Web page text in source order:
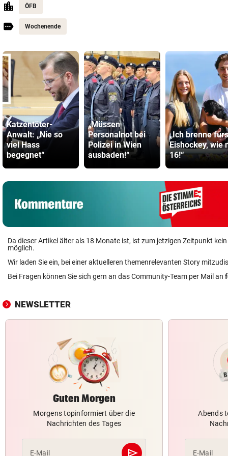
ÖFB
Wochenende
Katzentöter-
Anwalt: „Nie so
viel Hass
begegnet“
„Müssen
Personalnot bei
Polizei in Wien
ausbaden!“
„Ich brenne fürs
Eishockey, wie
16!“
Da dieser Artikel älter als 18 Monate ist, ist zum jetzigen Zeitpunkt
möglich.
Wir laden Sie ein, bei einer aktuelleren themenrelevanten Story
Bei Fragen können Sie sich gern an das Community-Team per Mail an
NEWSLETTER
Guten Morgen
Morgens topinformiert über die
Nachrichten des Tages
E-Mail send
Abends
E-Mail